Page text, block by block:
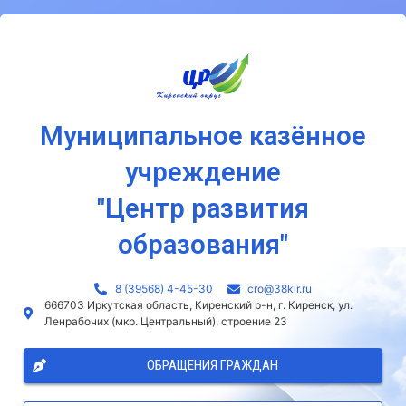
Муниципальное казённое
учреждение
"Центр развития
образования"
8 (39568) 4-45-30
сro@38kir.ru
666703 Иркутская область, Киренский р-н, г. Киренск, ул.
Ленрабочих (мкр. Центральный), строение 23
ОБРАЩЕНИЯ ГРАЖДАН